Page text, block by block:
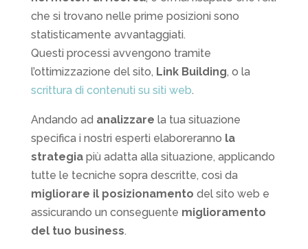
che si trovano nelle prime posizioni sono
statisticamente avvantaggiati.
Questi processi avvengono tramite
l’ottimizzazione del sito, Link Building, o la
scrittura di contenuti su siti web.
Andando ad analizzare la tua situazione
specifica i nostri esperti elaboreranno la
strategiapiù adatta alla situazione, applicando
tutte le tecniche sopra descritte, così da
migliorare il posizionamento del sito web e
assicurando un conseguente miglioramento
del tuo business.